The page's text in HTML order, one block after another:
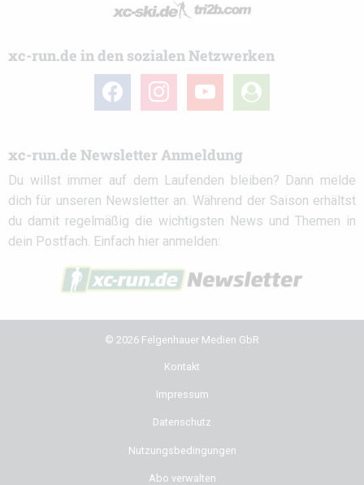
xc-run.de in den sozialen Netzwerken
facebook instagramyoutube
user-
circle
xc-run.de Newsletter Anmeldung
Du willst immer auf dem Laufenden bleiben? Dann melde
dich für unseren Newsletter an. Während der Saison erhältst
du damit regelmäßig die wichtigsten News und Themen in
dein Postfach. Einfach hier anmelden:
© 2026 Felgenhauer Medien GbR
Kontakt
Impressum
Datenschutz
Nutzungsbedingungen
Abo verwalten